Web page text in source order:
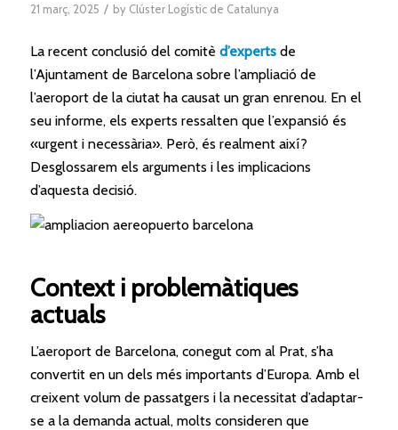
21 març, 2025 / by Clúster Logístic de Catalunya
La recent conclusió del comitè d’expertsde
l’Ajuntament de Barcelona sobre l’ampliació de
l’aeroport de la ciutat ha causat un gran enrenou. En el
seu informe, els experts ressalten que l’expansió és
«urgent i necessària». Però, és realment així?
Desglossarem els arguments i les implicacions
d’aquesta decisió.
Context i problemàtiques
actuals
L’aeroport de Barcelona, conegut com al Prat, s’ha
convertit en un dels més importants d’Europa. Amb el
creixent volum de passatgers i la necessitat d’adaptar-
se a la demanda actual, molts consideren que